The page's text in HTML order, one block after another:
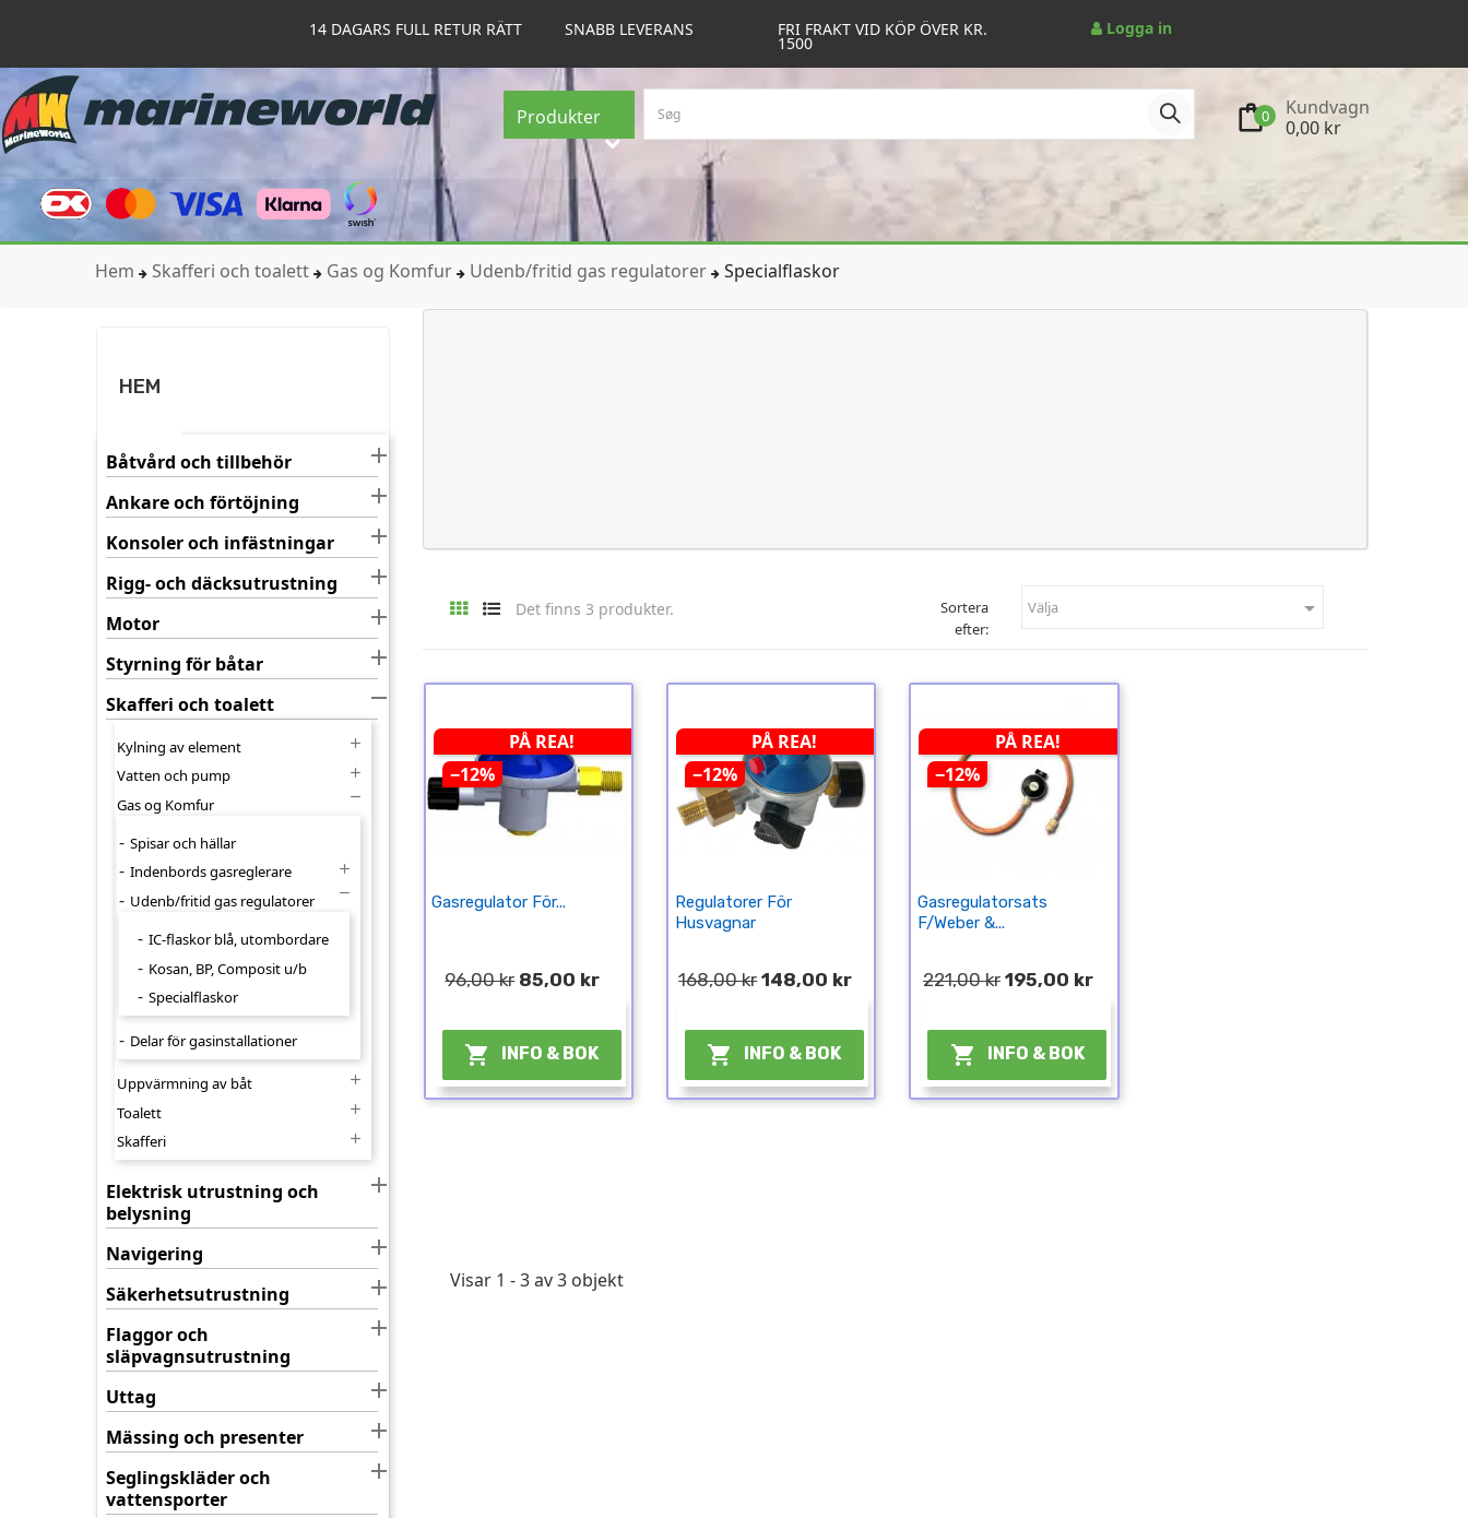
14 DAGARS FULL RETUR RÄTT SNABB LEVERANS FRI FRAKT VID KÖP ÖVER KR.
1500
Logga in
Produkter 0
Kundvagn
0,00 kr
Hem Skafferi och toalett Gas og Komfur Udenb/fritid gas regulatorer Specialflaskor
HEM
Båtvård och tillbehör 
Ankare och förtöjning 
Konsoler och infästningar 
Rigg- och däcksutrustning 
Motor 
Styrning för båtar 
Skafferi och toalett 
Kylning av element 
Vatten och pump 
Gas og Komfur 
Spisar och hällar
Indenbords gasreglerare

Udenb/fritid gas regulatorer 
IC-flaskor blå, utombordare
Kosan, BP, Composit u/b
Specialflaskor
Delar för gasinstallationer
Uppvärmning av båt 
Toalett 
Skafferi 
Elektrisk utrustning och
belysning

Navigering 
Säkerhetsutrustning 
Flaggor och
släpvagnsutrustning

Uttag 
Mässing och presenter 
Seglingskläder och
vattensporter

Det finns 3 produkter.
Sortera
efter:
Välja 
PÅ REA!
−12%
Gasregulator För...
96,00 kr 85,00 kr
 INFO & BOK
PÅ REA!
−12%
Regulatorer För
Husvagnar
168,00 kr 148,00 kr
 INFO & BOK
PÅ REA!
−12%
Gasregulatorsats
F/Weber &...
221,00 kr 195,00 kr
 INFO & BOK
Visar 1 - 3 av 3 objekt